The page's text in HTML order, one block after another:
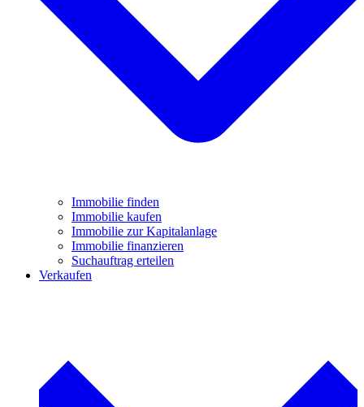
Immobilie finden
Immobilie kaufen
Immobilie zur Kapitalanlage
Immobilie finanzieren
Suchauftrag erteilen
Verkaufen